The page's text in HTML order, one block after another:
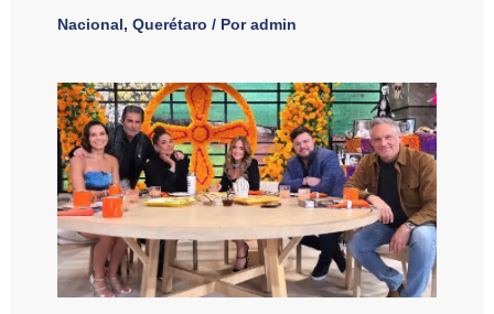
Nacional, Querétaro / Poradmin